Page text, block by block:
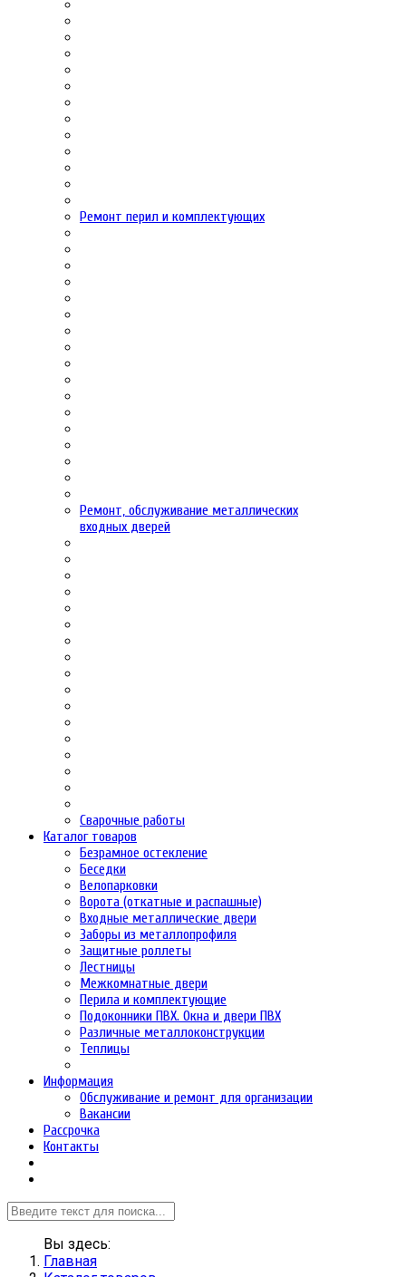
Ремонт перил и комплектующих
Ремонт, обслуживание металлических
входных дверей
Сварочные работы
Каталог товаров
Безрамное остекление
Беседки
Велопарковки
Ворота (откатные и распашные)
Входные металлические двери
Заборы из металлопрофиля
Защитные роллеты
Лестницы
Межкомнатные двери
Перила и комплектующие
Подоконники ПВХ. Окна и двери ПВХ
Различные металлоконструкции
Теплицы
Информация
Обслуживание и ремонт для организации
Вакансии
Рассрочка
Контакты
Вы здесь:
Главная